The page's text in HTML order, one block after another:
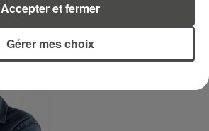
DIMITRI COUTAND
Journaliste
Gérer mes choix
Accepter et fermer